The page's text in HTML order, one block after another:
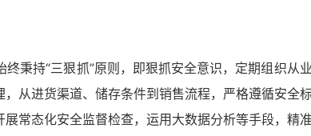
秉持“三狠抓”原则，即狠抓安全意识，定期组织从
从进货渠道、储存条件到销售流程，严格遵循安全
常态化安全监督检查，运用大数据分析等手段，精